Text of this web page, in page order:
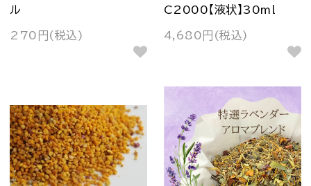
ル
270円(税込)
C2000【液状】30ml
4,680円(税込)